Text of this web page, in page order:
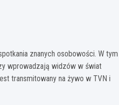
znanych osobowości. W tym
wprowadzają widzów w świat
transmitowany na żywo w TVN i